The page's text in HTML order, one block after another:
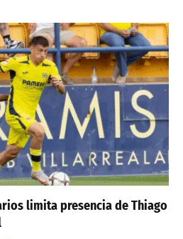
limita presencia de Thiago